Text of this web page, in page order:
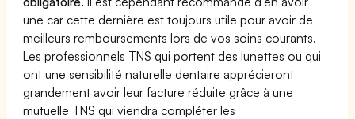
une car cette dernière est toujours utile pour avoir de
meilleurs remboursements lors de vos soins courants.
Les professionnels TNS qui portent des lunettes ou qui
ont une sensibilité naturelle dentaire apprécieront
grandement avoir leur facture réduite grâce à une
mutuelle TNS qui viendra compléter les